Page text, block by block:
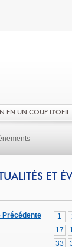
EN UN COUP D'OEIL
ET
1
17
33
Précédente